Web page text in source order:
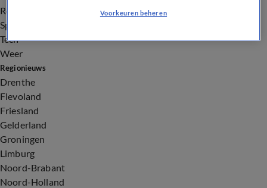
Royalty
Sport
Tech
Weer
Regionieuws
Drenthe
Flevoland
Friesland
Gelderland
Groningen
Limburg
Noord-Brabant
Noord-Holland
Voorkeuren beheren